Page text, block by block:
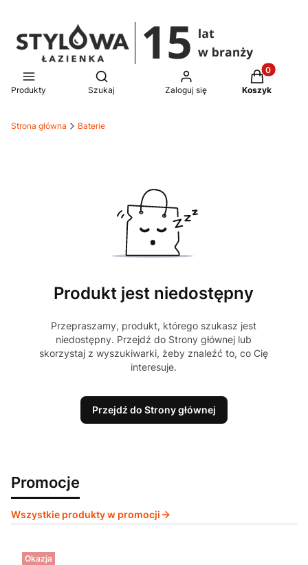
Produkty
Otwórz wyszukiwarkę
Szukaj Zaloguj się
Produkty
Koszyk
Strona główna Baterie
Produkt jest niedostępny
Przepraszamy, produkt, którego szukasz jest
niedostępny. Przejdź do Strony głównej lub
skorzystaj z wyszukiwarki, żeby znaleźć to, co Cię
interesuje.
Przejdź do Strony głównej
Promocje
Wszystkie produkty w promocji
Okazja